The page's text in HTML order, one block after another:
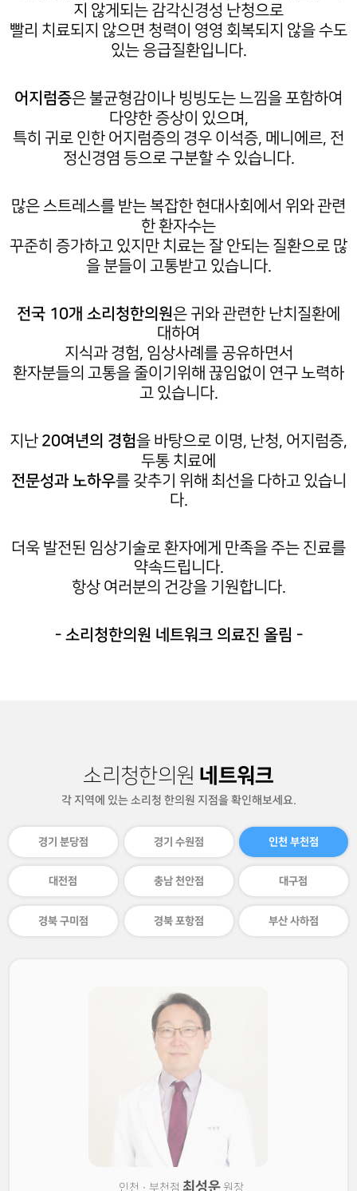
지 않게되는 감각신경성 난청으로
빨리 치료되지 않으면 청력이 영영 회복되지 않을 수도
있는 응급질환입니다.
어지럼증은 불균형감이나 빙빙도는 느낌을 포함하여
다양한 증상이 있으며,
특히 귀로 인한 어지럼증의 경우 이석증, 메니에르, 전
정신경염 등으로 구분할 수 있습니다.
많은 스트레스를 받는 복잡한 현대사회에서 위와 관련
한 환자수는
꾸준히 증가하고 있지만 치료는 잘 안되는 질환으로 많
을 분들이 고통받고 있습니다.
전국 10개 소리청한의원은 귀와 관련한 난치질환에
대하여
지식과 경험, 임상사례를 공유하면서
환자분들의 고통을 줄이기위해 끊임없이 연구 노력하
고 있습니다.
지난 20여년의 경험을 바탕으로 이명, 난청, 어지럼증,
두통 치료에
전문성과 노하우를 갖추기 위해 최선을 다하고 있습니
다.
더욱 발전된 임상기술로 환자에게 만족을 주는 진료를
약속드립니다.
항상 여러분의 건강을 기원합니다.
- 소리청한의원 네트워크 의료진 올림 -
소리청한의원 네트워크
각 지역에 있는 소리청 한의원 지점을 확인해보세요.
경기 분당점 경기 수원점 인천 부천점
대전점 충남 천안점 대구점
경북 구미점 경북 포항점 부산 사하점
인천 · 부천점최성운 원장